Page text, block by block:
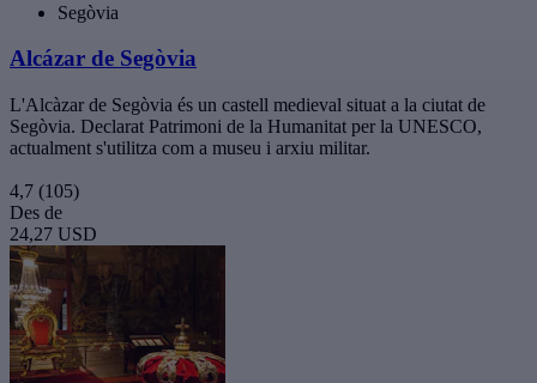
Segòvia
Alcázar de Segòvia
L'Alcàzar de Segòvia és un castell medieval situat a la ciutat de
Segòvia. Declarat Patrimoni de la Humanitat per la UNESCO,
actualment s'utilitza com a museu i arxiu militar.
4,7 (105)
Des de
24,27 USD